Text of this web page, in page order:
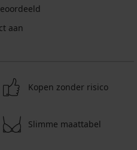
aan
Kopen zonder risico
Slimme maattabel